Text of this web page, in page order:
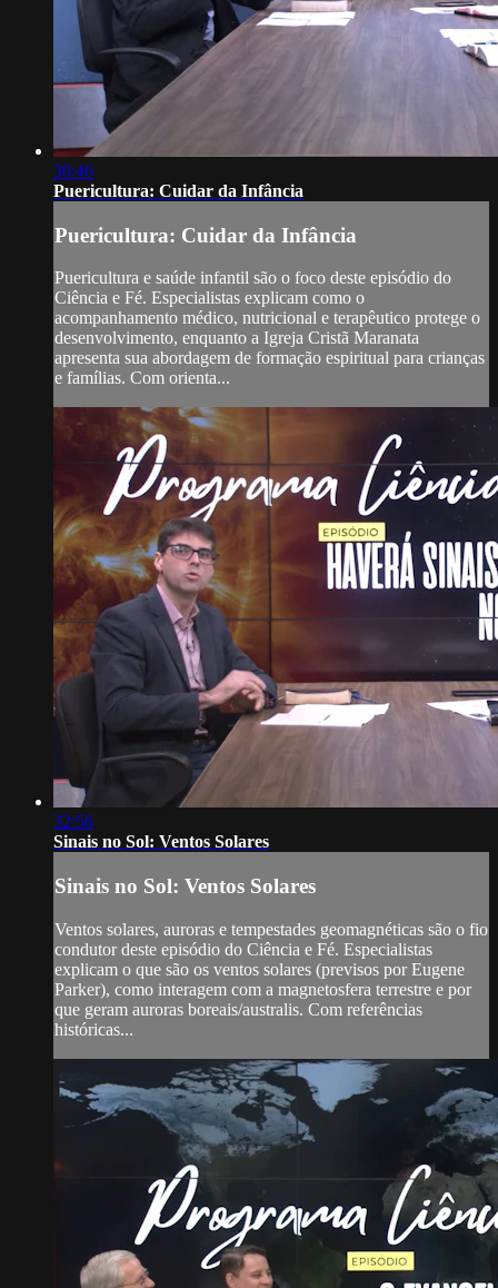
30:46
Puericultura: Cuidar da Infância
Puericultura: Cuidar da Infância
Puericultura e saúde infantil são o foco deste episódio do
Ciência e Fé. Especialistas explicam como o
acompanhamento médico, nutricional e terapêutico protege o
desenvolvimento, enquanto a Igreja Cristã Maranata
apresenta sua abordagem de formação espiritual para crianças
e famílias. Com orienta...
32:56
Sinais no Sol: Ventos Solares
Sinais no Sol: Ventos Solares
Ventos solares, auroras e tempestades geomagnéticas são o fio
condutor deste episódio do Ciência e Fé. Especialistas
explicam o que são os ventos solares (previsos por Eugene
Parker), como interagem com a magnetosfera terrestre e por
que geram auroras boreais/australis. Com referências
históricas...